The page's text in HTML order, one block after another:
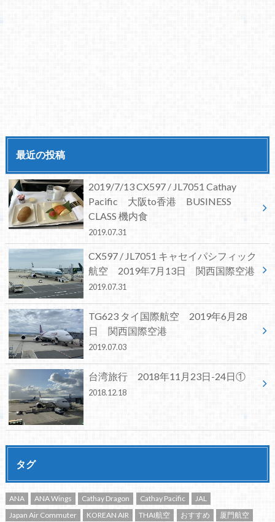
最近の投稿
2019/7/13 CX597 / JL7051 Cathay
Pacific 大阪to香港 BUSINESS
CLASS 機内食
2019.07.31
CX597 / JL7051 キャセイパシフィック
航空 2019年7月13日 関西国際空港
2019.07.31
TG623 タイ国際航空 2019年6月28
日 関西国際空港
2019.07.03
台湾旅行 2018年11月23日-24日①
2018.12.18
タグ
ANA ANA Wings Cathay Dragon Cathay Pacific
JAL
Japan Air Commuter
KOREAN AIR THAI航空 おすすめ 厦門航空